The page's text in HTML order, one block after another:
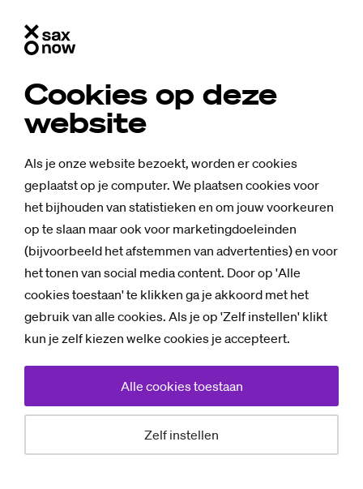
Cookies op deze
website
Als je onze website bezoekt, worden er cookies
geplaatst op je computer. We plaatsen cookies voor
het bijhouden van statistieken en om jouw voorkeuren
op te slaan maar ook voor marketingdoeleinden
(bijvoorbeeld het afstemmen van advertenties) en voor
het tonen van social media content. Door op 'Alle
cookies toestaan' te klikken ga je akkoord met het
gebruik van alle cookies. Als je op 'Zelf instellen' klikt
kun je zelf kiezen welke cookies je accepteert.
Zelf instellen
Alle cookies toestaan
De (nieu­we)
men­sen van